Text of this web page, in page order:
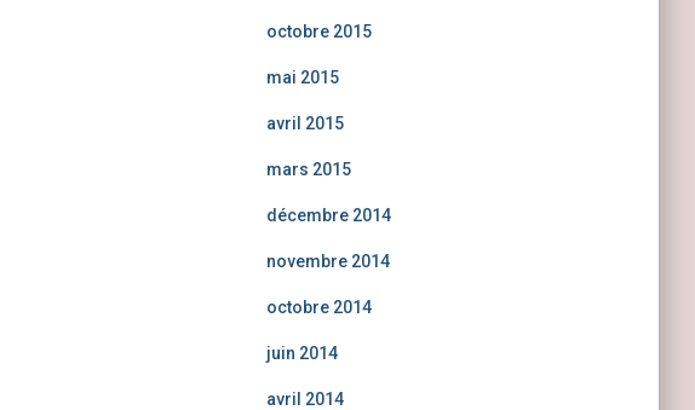
octobre 2015
mai 2015
avril 2015
mars 2015
décembre 2014
novembre 2014
octobre 2014
juin 2014
avril 2014